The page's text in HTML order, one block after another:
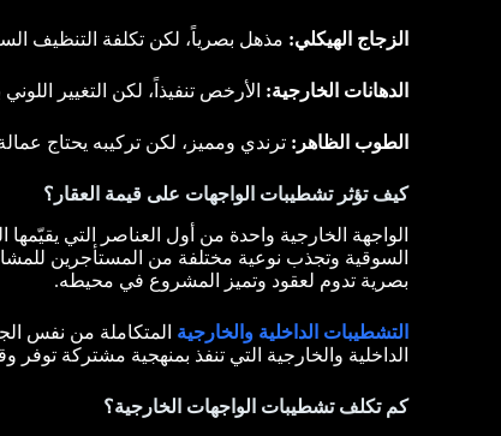
الزجاج الهيكلي: مذهل بصرياً، لكن تكلفة التنظيف
الدهانات الخارجية: الأرخص تنفيذاً، لكن التغيير
الطوب الظاهر: ترندي ومميز، لكن تركيبه يحتاج
كيف تؤثر تشطيبات الواجهات على قيمة العقار؟
الواجهة الخارجية واحدة من أول العناصر التي
السوقية وتجذب نوعية مختلفة من المستأجرين
بصرية تدوم لعقود وتميز المشروع في محيطه.
التشطيبات الداخلية والخارجية المتكاملة من نفس
الداخلية والخارجية التي تنفذ بمنهجية مشتركة توفر
كم تكلف تشطيبات الواجهات الخارجية؟